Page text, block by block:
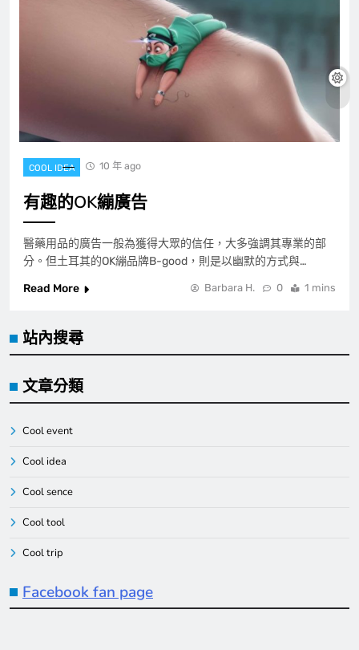
COOL IDEA 10 年 ago
有趣的OK繃廣告
醫藥用品的廣告一般為獲得大眾的信任，大多強調其專業的部
分。但土耳其的OK繃品牌B-good，則是以幽默的方式與…
Read More
Barbara H. 0 1 mins
站內搜尋
文章分類
Cool event
Cool idea
Cool sence
Cool tool
Cool trip
Facebook fan page